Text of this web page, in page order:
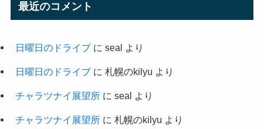
最近のコメント
日曜日のドライブに seal より
日曜日のドライブに 札幌のkilyu より
チャラツナイ展望所に seal より
チャラツナイ展望所に 札幌のkilyu より